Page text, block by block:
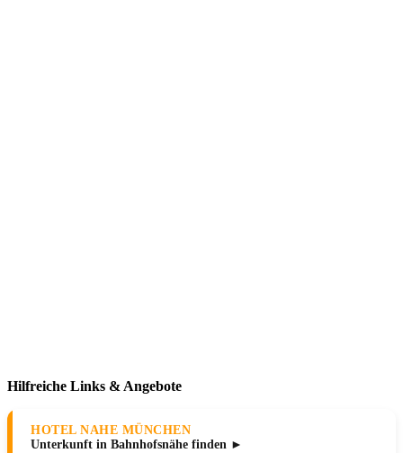
Hilfreiche Links & Angebote
HOTEL NAHE MÜNCHEN
Unterkunft in Bahnhofsnähe finden ►